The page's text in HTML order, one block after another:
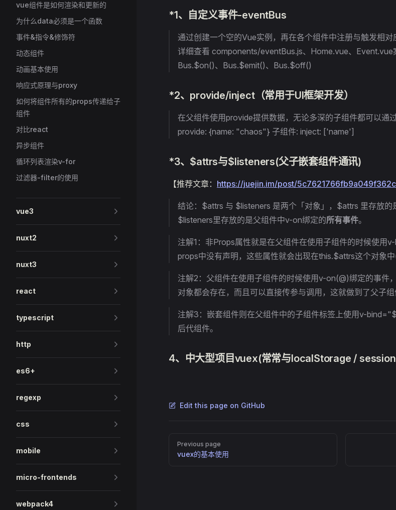
vue组件是如何渲染和更新的
为什么data必须是一个函数
事件&指令&修饰符
动态组件
动画基本使用
响应式原理与proxy
如何将组件所有的props传递给子
组件
对比react
异步组件
循环列表渲染v-for
过滤器-filter的使用
vue3
nuxt2
nuxt3
react
typescript
http
es6+
regexp
css
mobile
micro-frontends
webpack4
*1、自定义事件-eventBus
通过创建一个空的Vue实例，再在各个组件中注册与触发相对
详细查看 components/eventBus.js、Home.vue、Event.vue
Bus.$on()、Bus.$emit()、Bus.$off()
*2、provide/inject（常用于UI框架开发）
在父组件使用provide提供数据，无论多深的子组件都可以通
provide: {name: "chaos"} 子组件: inject: ['name']
*3、$attrs与$listeners(父子嵌套组件通讯)
【推荐文章： https://juejin.im/post/
结论：$attrs 与 $listeners 是两个「对象」，$attrs 里存放的
$listeners里存放的是父组件中v-on绑定的所有事件。
注解1：非Props属性就是在父组件在使用子组件的时候使用
props中没有声明，这些属性就会出现在this.$attrs这个对象
注解2：父组件在使用子组件的时候使用v-on(@)绑定的事件
对象都会存在，而且可以直接传参与调用，这就做到了父子
注解3：嵌套组件则在父组件中的子组件标签上使用v-
后代组件。
4、中大型项目vuex(常常与localStorage /
Edit this page on GitHub
Pager
Previous page
vuex的基本使用